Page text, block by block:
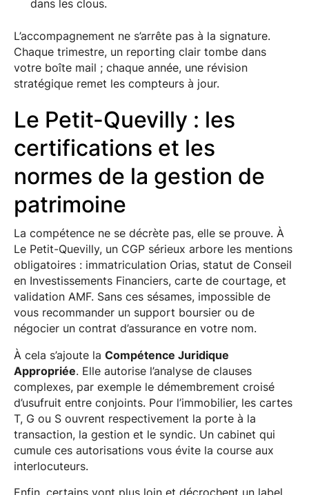
dans les clous.
L’accompagnement ne s’arrête pas à la signature.
Chaque trimestre, un reporting clair tombe dans
votre boîte mail ; chaque année, une révision
stratégique remet les compteurs à jour.
Le Petit-Quevilly : les
certifications et les
normes de la gestion de
patrimoine
La compétence ne se décrète pas, elle se prouve. À
Le Petit-Quevilly, un CGP sérieux arbore les mentions
obligatoires : immatriculation Orias, statut de Conseil
en Investissements Financiers, carte de courtage, et
validation AMF. Sans ces sésames, impossible de
vous recommander un support boursier ou de
négocier un contrat d’assurance en votre nom.
À cela s’ajoute la Compétence Juridique
Appropriée. Elle autorise l’analyse de clauses
complexes, par exemple le démembrement croisé
d’usufruit entre conjoints. Pour l’immobilier, les cartes
T, G ou S ouvrent respectivement la porte à la
transaction, la gestion et le syndic. Un cabinet qui
cumule ces autorisations vous évite la course aux
interlocuteurs.